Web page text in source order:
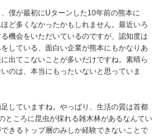
僕が最初にUターンした10年前の熊本に
ど多くなかったかもしれません。最近いろ
機会をいただいているのですが、認知度は
している、面白い企業が熊本にもかなりあ
出てこないことが多いだけですね。素晴ら
のは、本当にもったいないと思っていま
足していますね。やっぱり、生活の質は首都
ところに昆虫が採れる雑木林があるなんてい
きるトップ層のみしか経験できないことで